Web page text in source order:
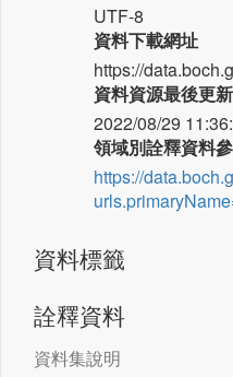
UTF-8
資料下載網址
https://
資料資源最後更
2022/08/29
領域別詮釋資料
https://
資料標籤
詮釋資料
資料集說明